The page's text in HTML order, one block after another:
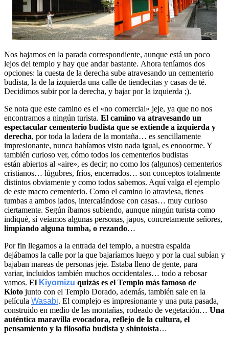
Nos bajamos en la parada correspondiente, aunque está un poco
lejos del templo y hay que andar bastante. Ahora teníamos dos
opciones: la cuesta de la derecha sube atravesando un cementerio
budista, la de la izquierda una calle de tiendecitas y casas de té.
Decidimos subir por la derecha, y bajar por la izquierda ;).
Se nota que este camino es el «no comercial» jeje, ya que no nos
encontramos a ningún turista. El camino va atravesando un
espectacular cementerio budista que se extiende a izquierda y
derecha, por toda la ladera de la montaña… es sencillamente
impresionante, nunca habíamos visto nada igual, es enooorme. Y
también curioso ver, cómo todos los cementerios budistas
están abiertos al «aire», es decir; no como los (algunos) cementerios
cristianos… lúgubres, fríos, encerrados… son conceptos totalmente
distintos obviamente y como todos sabemos. Aquí valga el ejemplo
de este macro cementerio. Como el camino lo atraviesa, tienes
tumbas a ambos lados, intercalándose con casas… muy curioso
ciertamente. Según íbamos subiendo, aunque ningún turista como
indiqué, sí veíamos algunas personas, japos, concretamente señores,
limpiando alguna tumba, o rezando…
Por fin llegamos a la entrada del templo, a nuestra espalda
dejábamos la calle por la que bajaríamos luego y por la cual subían y
bajaban mareas de personas jeje. Estaba lleno de gente, para
variar, incluidos también muchos occidentales… todo a rebosar
vamos. El Kiyomizu quizás es el Templo más famoso de
Kioto junto con el Templo Dorado, además, también sale en la
película Wasabi. El complejo es impresionante y una puta pasada,
construido en medio de las montañas, rodeado de vegetación… Una
auténtica maravilla evocadora, reflejo de la cultura, el
pensamiento y la filosofía budista y shintoísta…